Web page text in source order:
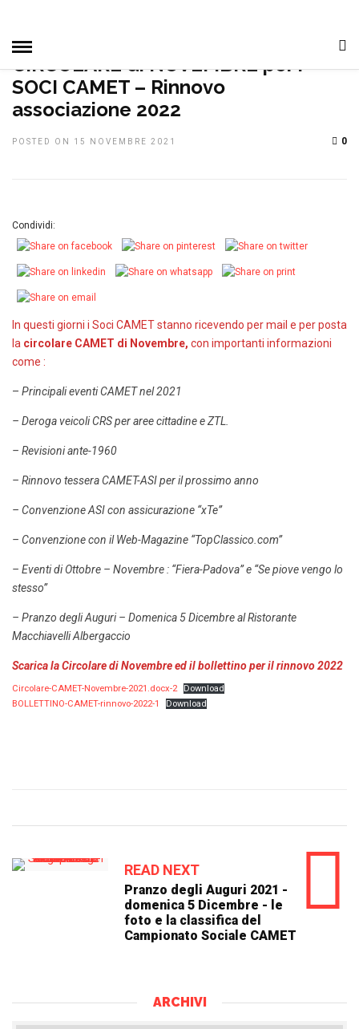
CIRCOLARE di NOVEMBRE per i
SOCI CAMET – Rinnovo
associazione 2022
POSTED ON 15 NOVEMBRE 2021 0
Condividi:
In questi giorni i Soci CAMET stanno ricevendo per mail e per posta
la circolare CAMET di Novembre, con importanti informazioni
come :
– Principali eventi CAMET nel 2021
– Deroga veicoli CRS per aree cittadine e ZTL.
– Revisioni ante-1960
– Rinnovo tessera CAMET-ASI per il prossimo anno
– Convenzione ASI con assicurazione “xTe”
– Convenzione con il Web-Magazine “TopClassico.com”
– Eventi di Ottobre – Novembre : “Fiera-Padova” e “Se piove vengo lo
stesso”
– Pranzo degli Auguri – Domenica 5 Dicembre al Ristorante
Macchiavelli Albergaccio
Scarica la Circolare di Novembre ed il bollettino per il rinnovo 2022
Circolare-CAMET-Novembre-2021.docx-2
Download
BOLLETTINO-CAMET-rinnovo-2022-1
Download
READ NEXT
Pranzo degli Auguri 2021 -
domenica 5 Dicembre - le
foto e la classifica del
Campionato Sociale CAMET
ARCHIVI